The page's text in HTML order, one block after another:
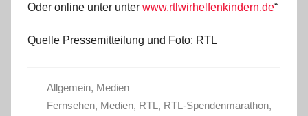
Oder online unter unter www.rtlwirhelfenkindern.de“
Quelle Pressemitteilung und Foto: RTL
Allgemein, Medien
Fernsehen, Medien, RTL , RTL-Spendenmarathon,